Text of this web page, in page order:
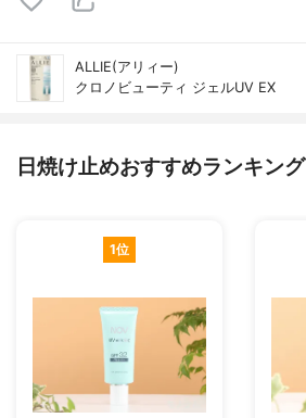
ALLIE(アリィー)
クロノビューティ ジェルUV EX
日焼け止めおすすめランキング
1位